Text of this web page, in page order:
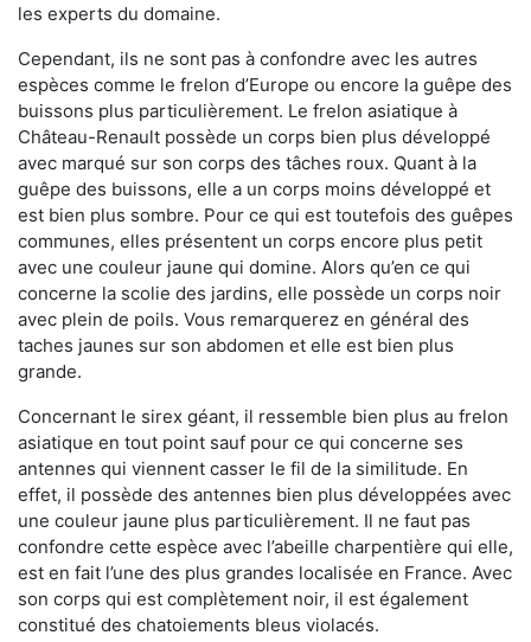
les experts du domaine.
Cependant, ils ne sont pas à confondre avec les autres
espèces comme le frelon d’Europe ou encore la guêpe des
buissons plus particulièrement. Le frelon asiatique à
Château-Renault possède un corps bien plus développé
avec marqué sur son corps des tâches roux. Quant à la
guêpe des buissons, elle a un corps moins développé et
est bien plus sombre. Pour ce qui est toutefois des guêpes
communes, elles présentent un corps encore plus petit
avec une couleur jaune qui domine. Alors qu’en ce qui
concerne la scolie des jardins, elle possède un corps noir
avec plein de poils. Vous remarquerez en général des
taches jaunes sur son abdomen et elle est bien plus
grande.
Concernant le sirex géant, il ressemble bien plus au frelon
asiatique en tout point sauf pour ce qui concerne ses
antennes qui viennent casser le fil de la similitude. En
effet, il possède des antennes bien plus développées avec
une couleur jaune plus particulièrement. Il ne faut pas
confondre cette espèce avec l’abeille charpentière qui elle,
est en fait l’une des plus grandes localisée en France. Avec
son corps qui est complètement noir, il est également
constitué des chatoiements bleus violacés.